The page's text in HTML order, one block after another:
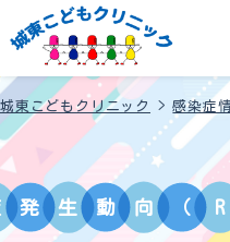
城東こどもクリニック >感染症
発 生 動 向 （ R